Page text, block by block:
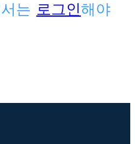
는 로그인해야